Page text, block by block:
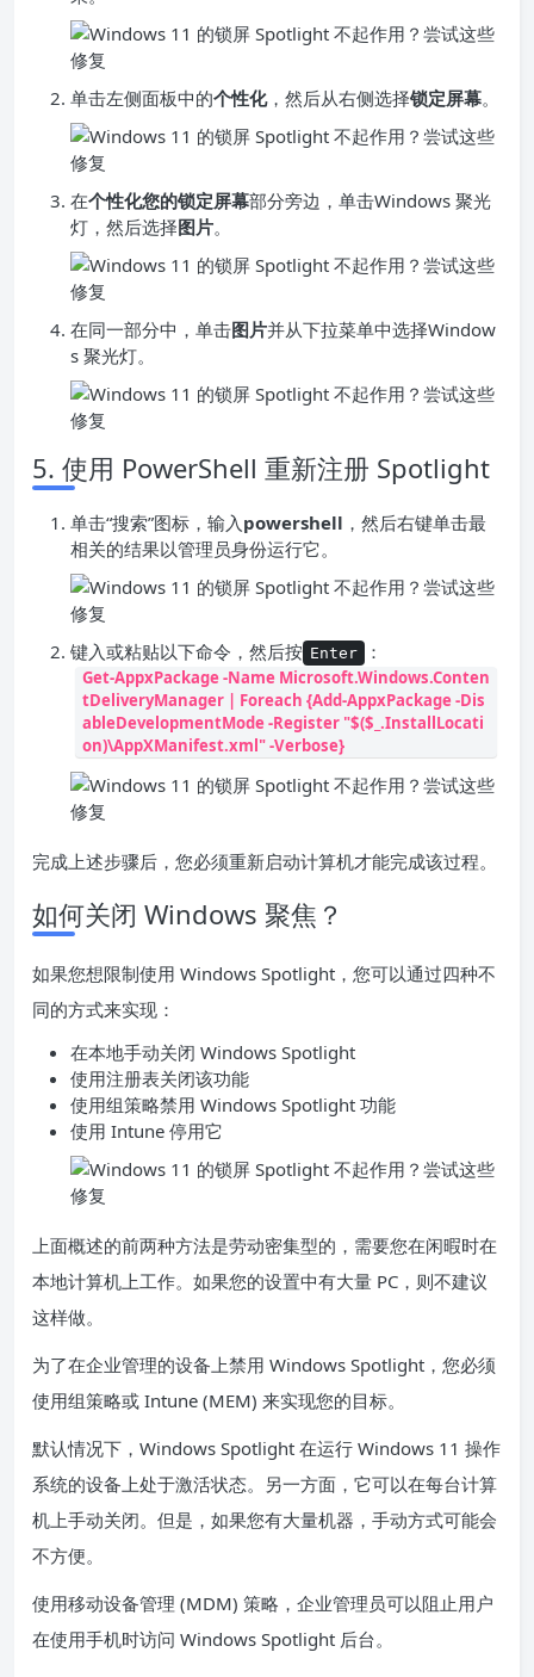
单击左侧面板中的个性化，然后从右侧选择锁定屏幕。
在个性化您的锁定屏幕部分旁边，单击Windows 聚光
灯，然后选择图片。
在同一部分中，单击图片并从下拉菜单中选择Window
s 聚光灯。
5. 使用 PowerShell 重新注册 Spotlight
单击“搜索”图标，输入powershell ，然后右键单击最
相关的结果以管理员身份运行它。
键入或粘贴以下命令，然后按 Enter ：
Get-AppxPackage -Name Microsoft.Windows.Conten
tDeliveryManager | Foreach {Add-AppxPackage -Dis
ableDevelopmentMode -Register "$($_.InstallLocati
on)\AppXManifest.xml" -Verbose}
完成上述步骤后，您必须重新启动计算机才能完成该过程。
如何关闭 Windows 聚焦？
如果您想限制使用 Windows Spotlight，您可以通过四种不
同的方式来实现：
在本地手动关闭 Windows Spotlight
使用注册表关闭该功能
使用组策略禁用 Windows Spotlight 功能
使用 Intune 停用它
上面概述的前两种方法是劳动密集型的，需要您在闲暇时在
本地计算机上工作。如果您的设置中有大量 PC，则不建议
这样做。
为了在企业管理的设备上禁用 Windows Spotlight，您必须
使用组策略或 Intune (MEM) 来实现您的目标。
默认情况下，Windows Spotlight 在运行 Windows 11 操作
系统的设备上处于激活状态。另一方面，它可以在每台计算
机上手动关闭。但是，如果您有大量机器，手动方式可能会
不方便。
使用移动设备管理 (MDM) 策略，企业管理员可以阻止用户
在使用手机时访问 Windows Spotlight 后台。